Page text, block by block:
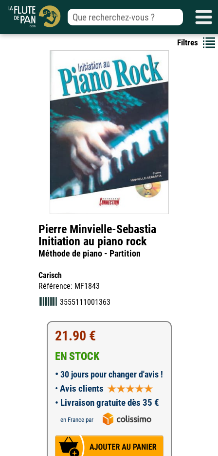
Filtres
Pierre Minvielle-Sebastia
Initiation au piano rock
Méthode de piano - Partition
Carisch
Référence: MF1843
3555111001363
21.90 €
EN STOCK
• 30 jours pour changer d'avis !
• Avis clients
• Livraison gratuite dès 35 €
en France par